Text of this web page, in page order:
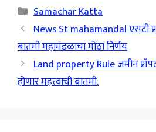
Categories
Samachar Katta
News St mahamandal एसटी
बातमी महामंडळाचा मोठा निर्णय
Land property Rule जमीन
होणार महत्त्वाची बातमी.